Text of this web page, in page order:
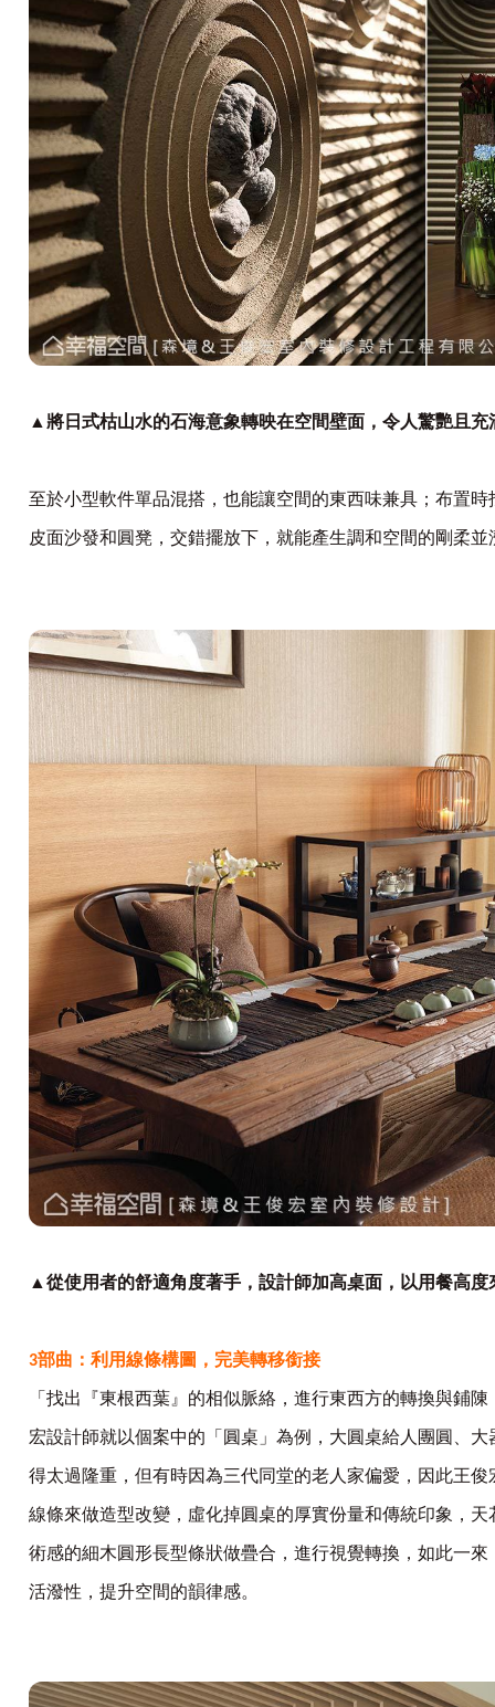
▲將日式枯山水的石海意象轉映在空間壁面，令人驚艷且充
至於小型軟件單品混搭，也能讓空間的東西味兼具；布置
皮面沙發和圓凳，交錯擺放下，就能產生調和空間的剛柔
▲從使用者的舒適角度著手，設計師加高桌面，以用餐高度
3部曲：利用線條構圖，完美轉移銜接
「找出『東根西葉』的相似脈絡，進行東西方的轉換與鋪
宏設計師就以個案中的「圓桌」為例，大圓桌給人團圓、
得太過隆重，但有時因為三代同堂的老人家偏愛，因此王
線條來做造型改變，虛化掉圓桌的厚實份量和傳統印象，
術感的細木圓形長型條狀做疊合，進行視覺轉換，如此一
活潑性，提升空間的韻律感。